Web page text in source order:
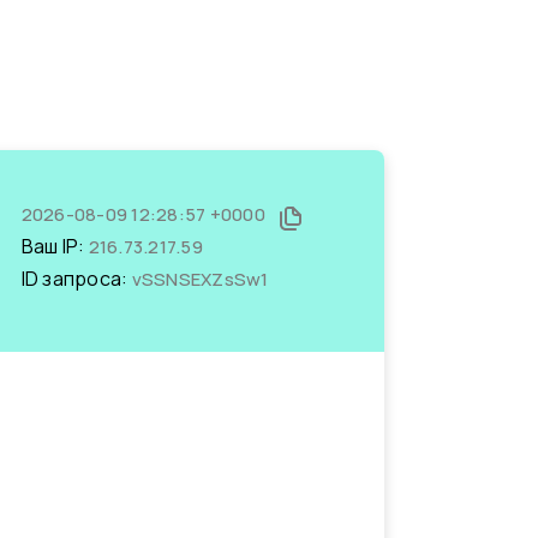
2026-08-09 12:28:57 +0000
Ваш IP: 216.73.217.59
ID запроса: vSSNSEXZsSw1